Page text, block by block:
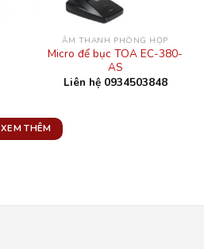
ÂM THANH PHÒNG HỌP
Micro để bục TOA EC-380-
AS
Liên hệ 0934503848
XEM THÊM